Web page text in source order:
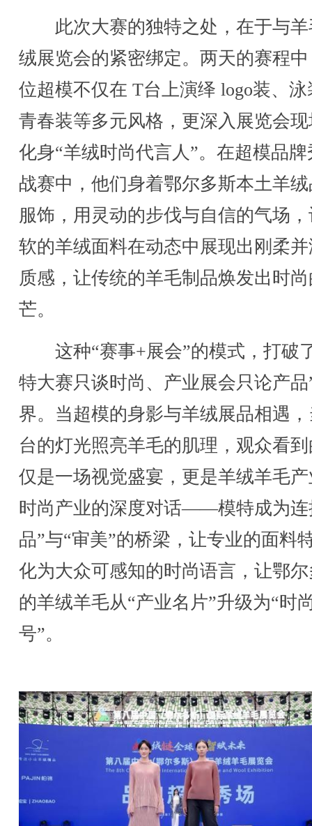
此次大赛的独特之处，在于与羊
绒展览会的紧密绑定。两天的赛程中
位超模不仅在 T台上演绎 logo装、泳
青春装等多元风格，更深入展览会
化身“羊绒时尚代言人”。在超模品牌
战赛中，他们身着鄂尔多斯本土羊
服饰，用灵动的步伐与自信的气场
软的羊绒面料在动态中展现出刚柔
质感，让传统的羊毛制品焕发出时
芒。
这种“赛事+展会”的模式，打破
特大赛只谈时尚、产业展会只论产品
界。当超模的身影与羊绒展品相遇
台的灯光照亮羊毛的肌理，观众看
仅是一场视觉盛宴，更是羊绒羊毛
时尚产业的深度对话——模特成为连
品”与“审美”的桥梁，让专业的面料
化为大众可感知的时尚语言，让鄂
的羊绒羊毛从“产业名片”升级为“时
号”。